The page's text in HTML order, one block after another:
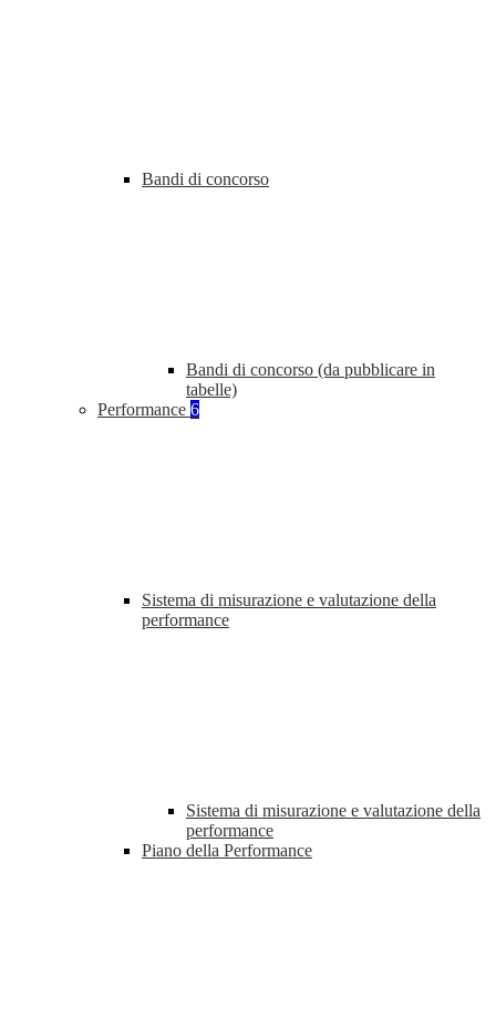
Bandi di concorso
Bandi di concorso (da pubblicare in
tabelle)
Performance 6
Sistema di misurazione e valutazione della
performance
Sistema di misurazione e valutazione della
performance
Piano della Performance